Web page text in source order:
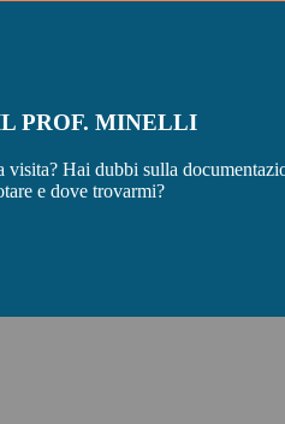
PROF. MINELLI
visita? Hai dubbi sulla
e dove trovarmi?